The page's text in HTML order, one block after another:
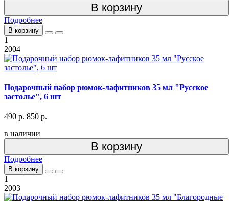
В корзину
Подробнее
В корзину
1
2004
Подарочный набор рюмок-лафитников 35 мл "Русское
застолье", 6 шт
490 р. 850 р.
в наличии
В корзину
Подробнее
В корзину
1
2003